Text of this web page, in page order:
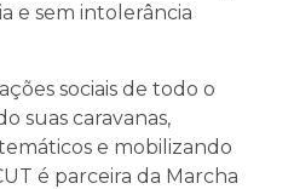
e sem intolerância
sociais de todo o
suas caravanas,
e mobilizando
é parceira da Marcha